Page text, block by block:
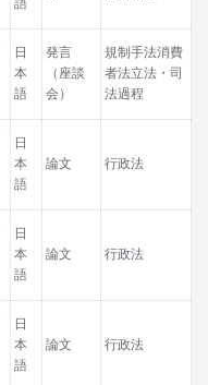
語
日
本
語
発言
（座談
会）
規制手法消費
者法立法・司
法過程
日
本
語
論文 行政法
日
本
語
論文 行政法
日
本
語
論文 行政法